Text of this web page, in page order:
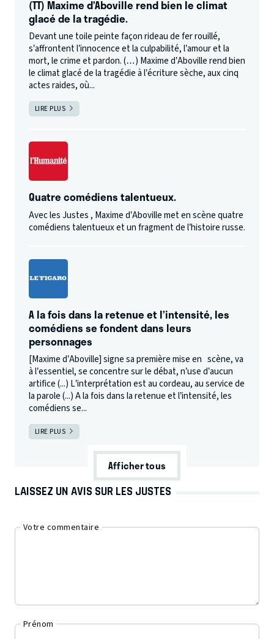
(TT) Maxime d’Aboville rend bien le climat
glacé de la tragédie.
Devant une toile peinte façon rideau de fer rouillé,
s’affrontent l’innocence et la culpabilité, l’amour et la
mort, le crime et pardon. (…) Maxime d’Aboville rend bien
le climat glacé de la tragédie à l’écriture sèche, aux cinq
actes raides, où...
LIRE PLUS
Quatre comédiens talentueux.
Avec les Justes , Maxime d’Aboville met en scène quatre
comédiens talentueux et un fragment de l’histoire russe.
A la fois dans la retenue et l’intensité, les
comédiens se fondent dans leurs
personnages
[Maxime d’Aboville] signe sa première mise en scène, va
à l’essentiel, se concentre sur le débat, n’use d’aucun
artifice (...) L’interprétation est au cordeau, au service de
la parole (...) A la fois dans la retenue et l’intensité, les
comédiens se...
LIRE PLUS
Afficher tous
LAISSEZ UN AVIS SUR LES JUSTES
Votre commentaire
Prénom